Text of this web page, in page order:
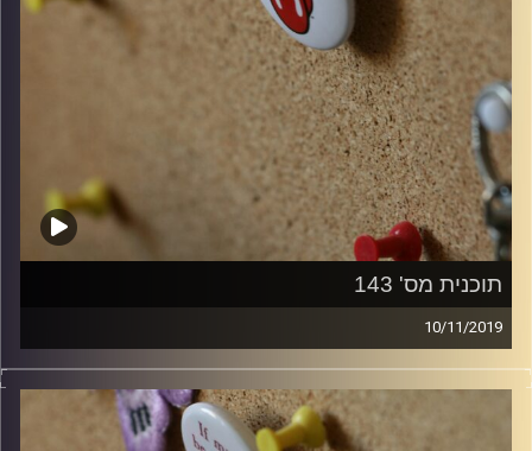
תוכנית מס' 143
10/11/2019
קלאסיקות רוק עם אורן הוף.
włodi